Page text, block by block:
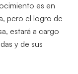
es en
pero el logro de
estará a cargo
y de sus